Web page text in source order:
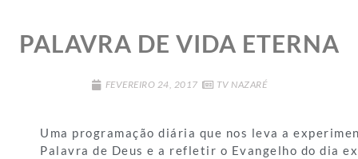
PALAVRA DE VIDA ETERNA
FEVEREIRO 24, 2017 TV NAZARÉ
Uma programação diária que nos leva a
Palavra de Deus e a refletir o Evangelho do dia